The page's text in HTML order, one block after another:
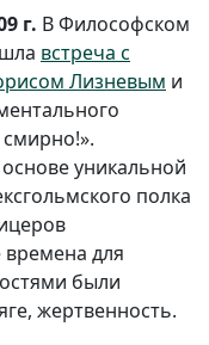
г. В Философском
встреча с
Лизневым и
уникальной
полка
для
были
жертвенность.